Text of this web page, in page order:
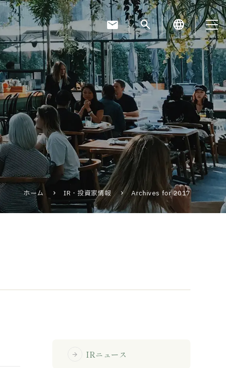
mail search language
お知らせ
お役立ちコラム
採用情報
お問い合わせ
勧誘方針
ホーム IR・投資家情報 Archives for 2017
arrow_forward IRニュース